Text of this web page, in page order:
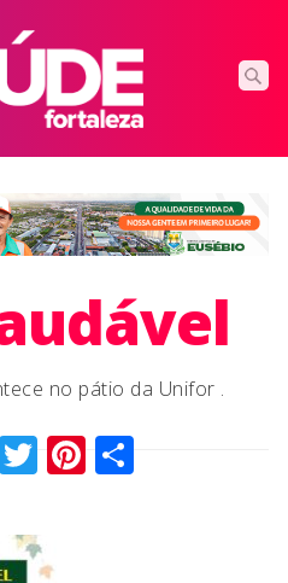
no pátio da Unifor .
Facebook
TwitterPinterest